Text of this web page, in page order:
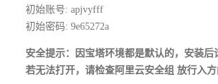
初始账号: apjvyfff
初始密码: 9e65272a
安全提示：因宝塔环境都是默认的，安装后
若无法打开，请检查阿里云安全组 放行入方